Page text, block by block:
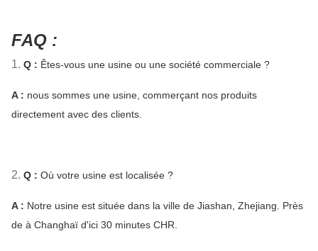
FAQ :
1. Q : Êtes-vous une usine ou une société commerciale ?
A : nous sommes une usine, commerçant nos produits
directement avec des clients.
2. Q : Où votre usine est localisée ?
A : Notre usine est située dans la ville de Jiashan, Zhejiang. Près
de à Changhaï d'ici 30 minutes CHR.